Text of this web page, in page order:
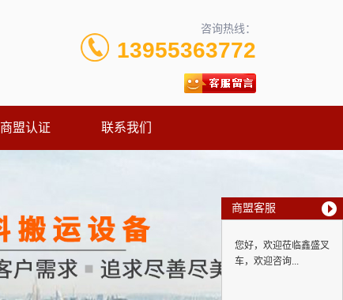
咨询热线：
13955363772
商盟认证 联系我们
商盟客服
您好，欢迎莅临鑫盛叉
车，欢迎咨询...